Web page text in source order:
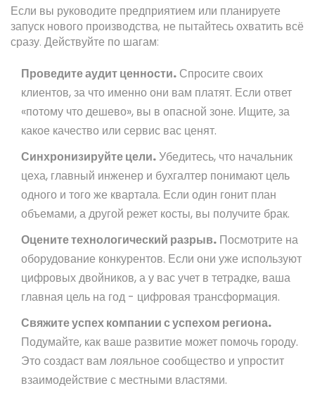
Если вы руководите предприятием или планируете
запуск нового производства, не пытайтесь охватить всё
сразу. Действуйте по шагам:
Проведите аудит ценности. Спросите своих
клиентов, за что именно они вам платят. Если ответ
«потому что дешево», вы в опасной зоне. Ищите, за
какое качество или сервис вас ценят.
Синхронизируйте цели.Убедитесь, что начальник
цеха, главный инженер и бухгалтер понимают цель
одного и того же квартала. Если один гонит план
объемами, а другой режет косты, вы получите брак.
Оцените технологический разрыв. Посмотрите на
оборудование конкурентов. Если они уже используют
цифровых двойников, а у вас учет в тетрадке, ваша
главная цель на год - цифровая трансформация.
Свяжите успех компании с успехом региона.
Подумайте, как ваше развитие может помочь городу.
Это создаст вам лояльное сообщество и упростит
взаимодействие с местными властями.